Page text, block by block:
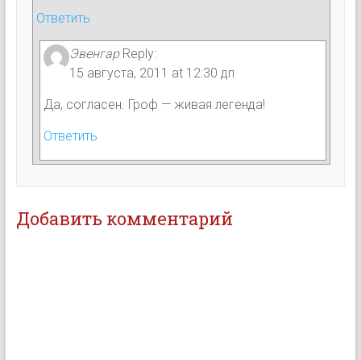
Ответить
ЭвенгарReply:
15 августа, 2011 at 12:30 дп
Да, согласен. Гроф — живая легенда!
Ответить
Добавить комментарий